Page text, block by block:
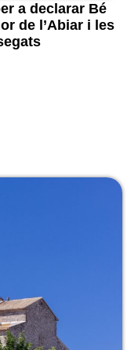
a declarar Bé
de l’Abiar i les